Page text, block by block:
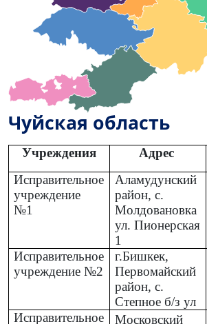
Чуйская область
Учреждения Адрес
Исправительное
учреждение
№1
Аламудунский
район, с.
Молдовановка
ул. Пионерская
1
Исправительное
учреждение №2
г.Бишкек,
Первомайский
район, с.
Степное б/з ул
Исправительное Московский